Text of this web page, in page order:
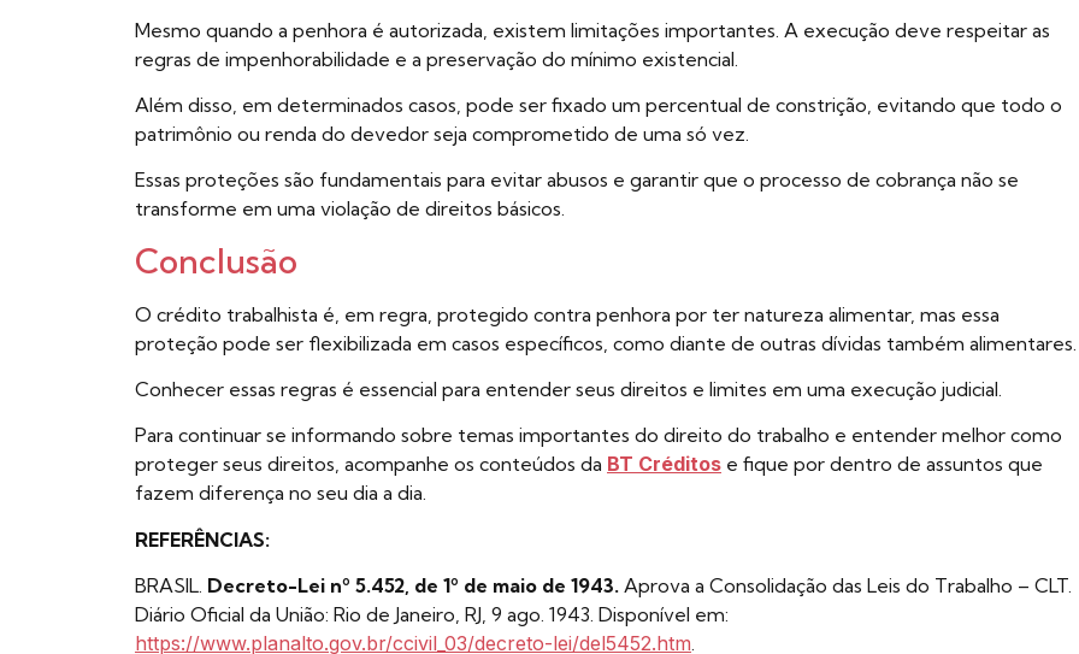
Mesmo quando a penhora é autorizada, existem limitações importantes. A execução deve respeitar as
regras de impenhorabilidade e a preservação do mínimo existencial.
Além disso, em determinados casos, pode ser fixado um percentual de constrição, evitando que todo o
patrimônio ou renda do devedor seja comprometido de uma só vez.
Essas proteções são fundamentais para evitar abusos e garantir que o processo de cobrança não se
transforme em uma violação de direitos básicos.
Conclusão
O crédito trabalhista é, em regra, protegido contra penhora por ter natureza alimentar, mas essa
proteção pode ser flexibilizada em casos específicos, como diante de outras dívidas também
Conhecer essas regras é essencial para entender seus direitos e limites em uma execução judicial.
Para continuar se informando sobre temas importantes do direito do trabalho e entender melhor como
proteger seus direitos, acompanhe os conteúdos da BT Créditos e fique por dentro de assuntos que
fazem diferença no seu dia a dia.
REFERÊNCIAS:
BRASIL. Decreto-Lei nº 5.452, de 1º de maio de 1943. Aprova a Consolidação das Leis do Trabalho – CLT.
Diário Oficial da União: Rio de Janeiro, RJ, 9 ago. 1943. Disponível em:
https://www.planalto.gov.br/ccivil_03/decreto-lei/del5452.htm.